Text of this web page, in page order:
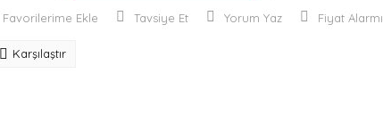
Tavsiye Et Yorum Yaz Fiyat Alarmı
Karşılaştır